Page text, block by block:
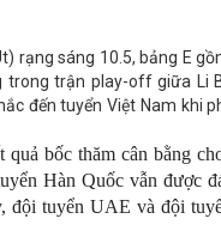
rạng sáng 10.5, bảng E
trận play-off giữa Li
đến tuyển Việt Nam khi
bốc thăm cân bằng
Hàn Quốc vẫn được
đội tuyển UAE và đội